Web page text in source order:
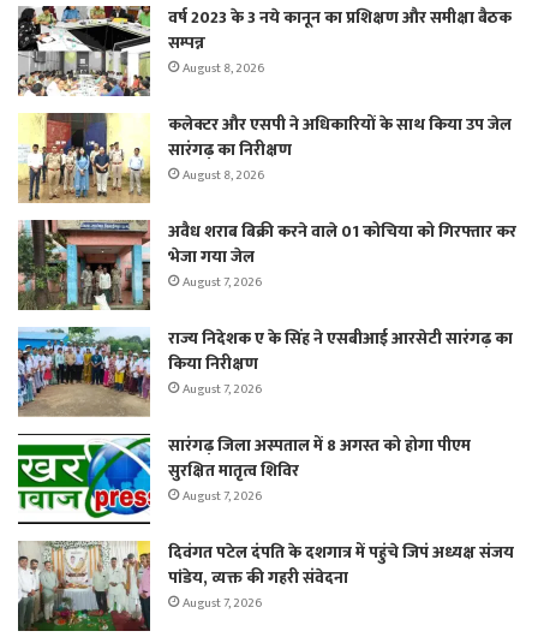
वर्ष 2023 के 3 नये कानून का प्रशिक्षण और समीक्षा बैठक
सम्पन्न
August 8, 2026
कलेक्टर और एसपी ने अधिकारियों के साथ किया उप जेल
सारंगढ़ का निरीक्षण
August 8, 2026
अवैध शराब बिक्री करने वाले 01 कोचिया को गिरफ्तार कर
भेजा गया जेल
August 7, 2026
राज्य निदेशक ए के सिंह ने एसबीआई आरसेटी सारंगढ़ का
किया निरीक्षण
August 7, 2026
सारंगढ़ जिला अस्पताल में 8 अगस्त को होगा पीएम
सुरक्षित मातृत्व शिविर
August 7, 2026
दिवंगत पटेल दंपति के दशगात्र में पहुंचे जिपं अध्यक्ष संजय
पांडेय, व्यक्त की गहरी संवेदना
August 7, 2026